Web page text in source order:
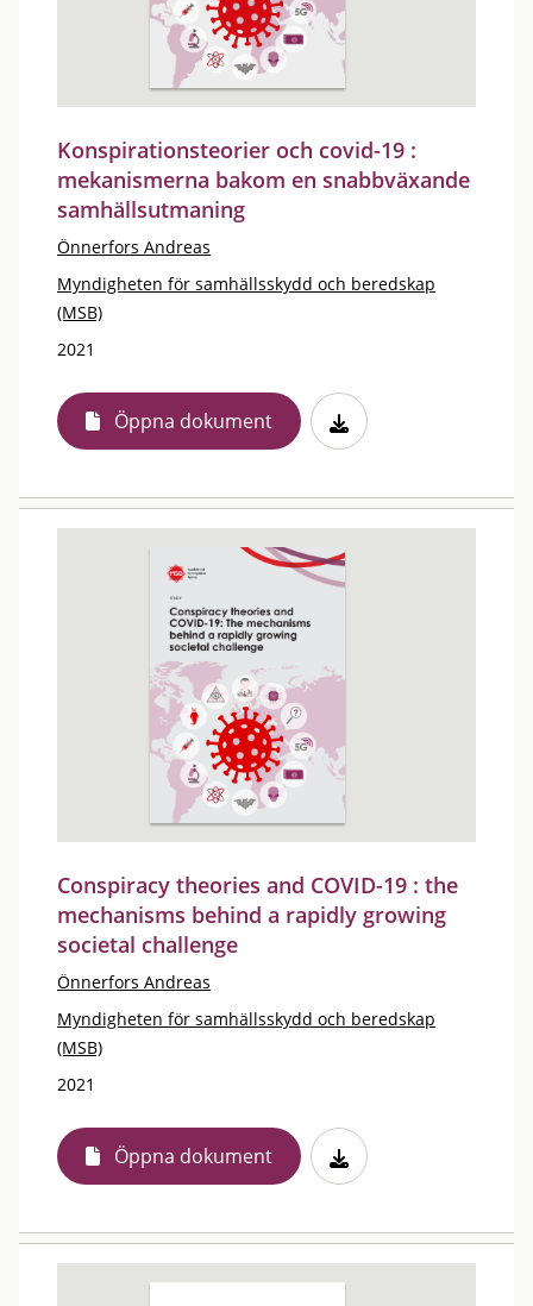
Konspirationsteorier och covid-19 :
mekanismerna bakom en snabbväxande
samhällsutmaning
Önnerfors Andreas
Myndigheten för samhällsskydd och beredskap
(MSB)
2021
Öppna dokument
Conspiracy theories and COVID-19 : the
mechanisms behind a rapidly growing
societal challenge
Önnerfors Andreas
Myndigheten för samhällsskydd och beredskap
(MSB)
2021
Öppna dokument